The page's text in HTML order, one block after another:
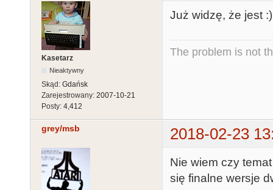
Kasetarz
Nieaktywny
Skąd: Gdańsk
Zarejestrowany: 2007-10-21
Posty: 4,412
Już widzę, że jest :)
The problem is not
grey/msb 2018-02-23
Nie wiem czy
się finalne wersje